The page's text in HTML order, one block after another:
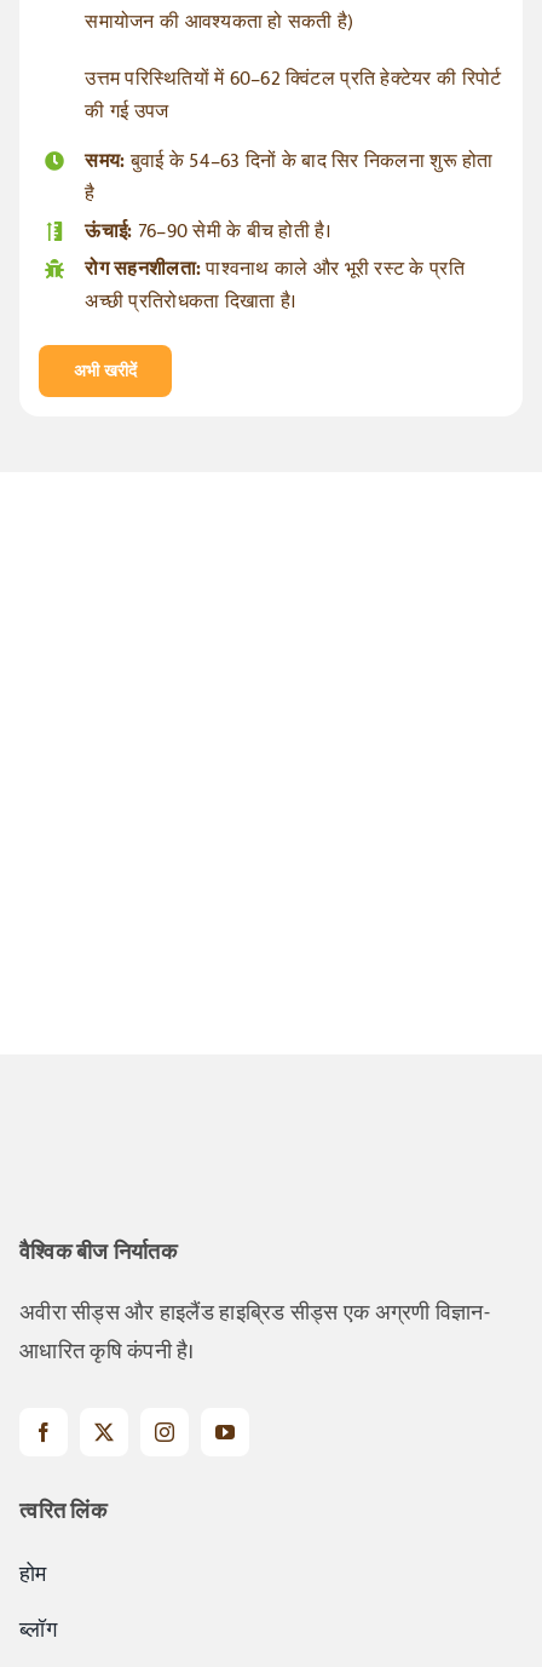
समायोजन की आवश्यकता हो सकती है)
उत्तम परिस्थितियों में 60–62 क्विंटल प्रति हेक्टेयर की रिपोर्ट
की गई उपज
समय:बुवाई के 54–63 दिनों के बाद सिर निकलना शुरू होता
है
ऊंचाई: 76–90 सेमी के बीच होती है।
रोग सहनशीलता:पाश्वनाथ काले और भूरी रस्ट के प्रति
अच्छी प्रतिरोधकता दिखाता है।
अभी खरीदें
वैश्विक बीज निर्यातक
अवीरा सीड्स और हाइलैंड हाइब्रिड सीड्स एक अग्रणी विज्ञान-
आधारित कृषि कंपनी है।
त्वरित लिंक
होम
ब्लॉग